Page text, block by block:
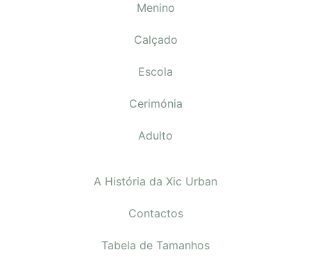
Menino
Calçado
Escola
Cerimónia
Adulto
A História da Xic Urban
Contactos
Tabela de Tamanhos